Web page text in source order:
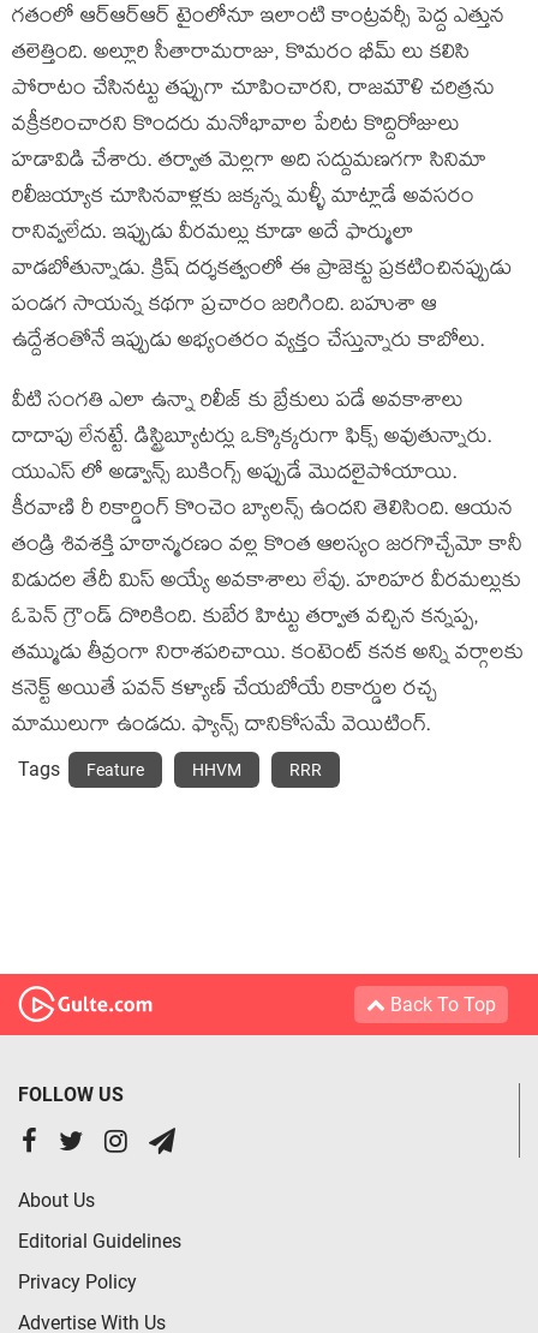
గతంలో ఆర్ఆర్ఆర్ టైంలోనూ ఇలాంటి కాంట్రవర్సీ పెద్ద ఎత్తున
తలెత్తింది. అల్లూరి సీతారామరాజు, కొమరం భీమ్ లు కలిసి
పోరాటం చేసినట్టు తప్పుగా చూపించారని, రాజమౌళి చరిత్రను
వక్రీకరించారని కొందరు మనోభావాల పేరిట కొద్దిరోజులు
హడావిడి చేశారు. తర్వాత మెల్లగా అది సద్దుమణగగా సినిమా
రిలీజయ్యాక చూసినవాళ్లకు జక్కన్న మళ్ళీ మాట్లాడే అవసరం
రానివ్వలేదు. ఇప్పుడు వీరమల్లు కూడా అదే ఫార్ములా
వాడబోతున్నాడు. క్రిష్ దర్శకత్వంలో ఈ ప్రాజెక్టు ప్రకటించినప్పుడు
పండగ సాయన్న కథగా ప్రచారం జరిగింది. బహుశా ఆ
ఉద్దేశంతోనే ఇప్పుడు అభ్యంతరం వ్యక్తం చేస్తున్నారు కాబోలు.
వీటి సంగతి ఎలా ఉన్నా రిలీజ్ కు బ్రేకులు పడే అవకాశాలు
దాదాపు లేనట్టే. డిస్ట్రిబ్యూటర్లు ఒక్కొక్కరుగా ఫిక్స్ అవుతున్నారు.
యుఎస్ లో అడ్వాన్స్ బుకింగ్స్ అప్పుడే మొదలైపోయాయి.
కీరవాణి రీ రికార్డింగ్ కొంచెం బ్యాలన్స్ ఉందని తెలిసింది. ఆయన
తండ్రి శివశక్తి హఠాన్మరణం వల్ల కొంత ఆలస్యం జరగొచ్చేమో కానీ
విడుదల తేదీ మిస్ అయ్యే అవకాశాలు లేవు. హరిహర వీరమల్లుకు
ఓపెన్ గ్రౌండ్ దొరికింది. కుబేర హిట్టు తర్వాత వచ్చిన కన్నప్ప,
తమ్ముడు తీవ్రంగా నిరాశపరిచాయి. కంటెంట్ కనక అన్ని వర్గాలకు
కనెక్ట్ అయితే పవన్ కళ్యాణ్ చేయబోయే రికార్డుల రచ్చ
మాములుగా ఉండదు. ఫ్యాన్స్ దానికోసమే వెయిటింగ్.
Tags Feature HHVM RRR
Back To Top
FOLLOW US
About Us
Editorial Guidelines
Privacy Policy
Advertise With Us